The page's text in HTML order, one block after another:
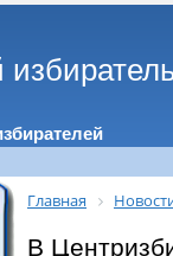
Главная
В